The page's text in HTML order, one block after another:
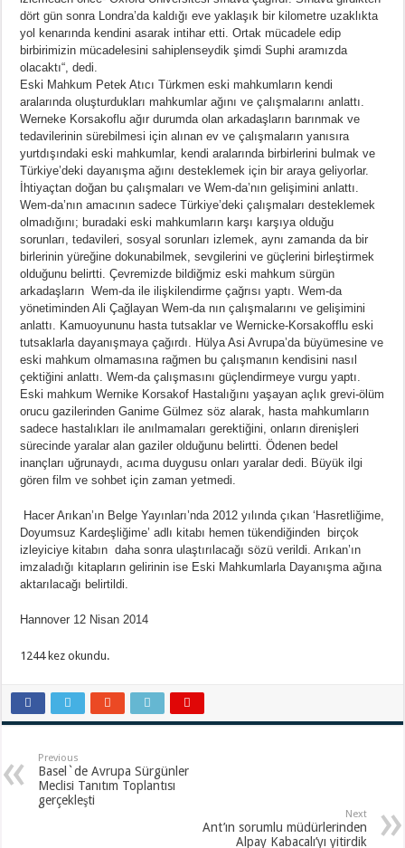
dört gün sonra Londra’da kaldığı eve yaklaşık bir kilometre uzaklıkta
yol kenarında kendini asarak intihar etti. Ortak mücadele edip
birbirimizin mücadelesini sahiplenseydik şimdi Suphi aramızda
olacaktı“, dedi.
Eski Mahkum Petek Atıcı Türkmen eski mahkumların kendi
aralarında oluşturdukları mahkumlar ağını ve çalışmalarını anlattı.
Werneke Korsakoflu ağır durumda olan arkadaşların barınmak ve
tedavilerinin sürebilmesi için alınan ev ve çalışmaların yanısıra
yurtdışındaki eski mahkumlar, kendi aralarında birbirlerini bulmak ve
Türkiye’deki dayanışma ağını desteklemek için bir araya geliyorlar.
İhtiyaçtan doğan bu çalışmaları ve Wem-da’nın gelişimini anlattı.
Wem-da’nın amacının sadece Türkiye’deki çalışmaları desteklemek
olmadığını; buradaki eski mahkumların karşı karşıya olduğu
sorunları, tedavileri, sosyal sorunları izlemek, aynı zamanda da bir
birlerinin yüreğine dokunabilmek, sevgilerini ve güçlerini birleştirmek
olduğunu belirtti. Çevremizde bildiğmiz eski mahkum sürgün
arkadaşların Wem-da ile ilişkilendirme çağrısı yaptı. Wem-da
yönetiminden Ali Çağlayan Wem-da nın çalışmalarını ve gelişimini
anlattı. Kamuoyununu hasta tutsaklar ve Wernicke-Korsakofflu eski
tutsaklarla dayanışmaya çağırdı. Hülya Asi Avrupa’da büyümesine ve
eski mahkum olmamasına rağmen bu çalışmanın kendisini nasıl
çektiğini anlattı. Wem-da çalışmasını güçlendirmeye vurgu yaptı.
Eski mahkum Wernike Korsakof Hastalığını yaşayan açlık grevi-ölüm
orucu gazilerinden Ganime Gülmez söz alarak, hasta mahkumların
sadece hastalıkları ile anılmamaları gerektiğini, onların direnişleri
sürecinde yaralar alan gaziler olduğunu belirtti.Ödenen bedel
inançları uğrunaydı, acıma duygusu onları yaralar dedi. Büyük ilgi
gören film ve sohbet için zaman yetmedi.
Hacer Arıkan’ın Belge Yayınları’nda 2012 yılında çıkan ‘Hasretliğime,
Doyumsuz Kardeşliğime’ adlı kitabı hemen tükendiğinden birçok
izleyiciye kitabın daha sonra ulaştırılacağı sözü verildi. Arıkan’ın
imzaladığı kitapların gelirinin ise Eski Mahkumlarla Dayanışma ağına
aktarılacağı belirtildi.
Hannover 12 Nisan 2014
1244 kez okundu.
Previous
Basel`de Avrupa Sürgünler
Meclisi Tanıtım Toplantısı
gerçekleşti
Next
Ant’ın sorumlu müdürlerinden
Alpay Kabacalı’yı yitirdik